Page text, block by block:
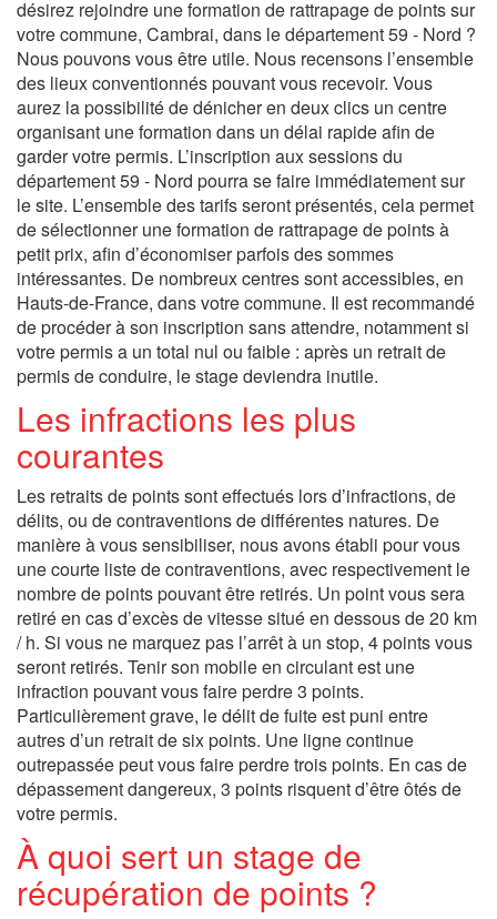
désirez rejoindre une formation de rattrapage de points sur
votre commune, Cambrai, dans le département 59 - Nord ?
Nous pouvons vous être utile. Nous recensons l’ensemble
des lieux conventionnés pouvant vous recevoir. Vous
aurez la possibilité de dénicher en deux clics un centre
organisant une formation dans un délai rapide afin de
garder votre permis. L’inscription aux sessions du
département 59 - Nord pourra se faire immédiatement sur
le site. L’ensemble des tarifs seront présentés, cela permet
de sélectionner une formation de rattrapage de points à
petit prix, afin d’économiser parfois des sommes
intéressantes. De nombreux centres sont accessibles, en
Hauts-de-France, dans votre commune. Il est recommandé
de procéder à son inscription sans attendre, notamment si
votre permis a un total nul ou faible : après un retrait de
permis de conduire, le stage deviendra inutile.
Les infractions les plus
courantes
Les retraits de points sont effectués lors d’infractions, de
délits, ou de contraventions de différentes natures. De
manière à vous sensibiliser, nous avons établi pour vous
une courte liste de contraventions, avec respectivement le
nombre de points pouvant être retirés. Un point vous sera
retiré en cas d’excès de vitesse situé en dessous de 20 km
/ h. Si vous ne marquez pas l’arrêt à un stop, 4 points vous
seront retirés. Tenir son mobile en circulant est une
infraction pouvant vous faire perdre 3 points.
Particulièrement grave, le délit de fuite est puni entre
autres d’un retrait de six points. Une ligne continue
outrepassée peut vous faire perdre trois points. En cas de
dépassement dangereux, 3 points risquent d’être ôtés de
votre permis.
À quoi sert un stage de
récupération de points ?